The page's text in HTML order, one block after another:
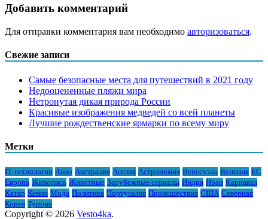
Добавить комментарий
Для отправки комментария вам необходимо авторизоваться.
Свежие записи
Самые безопасные места для путешествий в 2021 году
Недооцененные пляжи мира
Нетронутая дикая природа России
Красивые изображения медведей со всей планеты
Лучшие рождественские ярмарки по всему миру
Метки
IT-технологии Авио Австралия Англия Астрономия Венесуэла Венеция ЕС
Европа Живопись Животные Зарубежные сериалы Индия Иран Карнавал
Катар Кения Мода Политика Португалия Происшествия США Северная
Корея Турция
Copyright © 2026 Vesto4ka.